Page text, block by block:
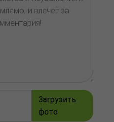
Загрузить
фото